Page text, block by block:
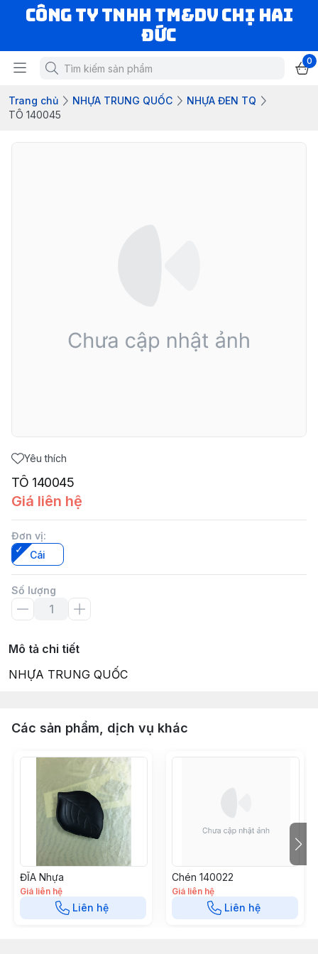
CÔNG TY TNHH TM&DV CHỊ HAI
ĐỨC
0
Trang chủ NHỰA TRUNG QUỐC
NHỰA ĐEN TQ
TÔ 140045
Yêu thích
TÔ 140045
Giá liên hệ
Đơn vị:
Cái
Số lượng
Mô tả chi tiết
NHỰA TRUNG QUỐC
Các sản phẩm, dịch vụ khác
ĐĨA Nhựa
Giá liên hệ
Liên hệ
Chén 140022
Giá liên hệ
Liên hệ